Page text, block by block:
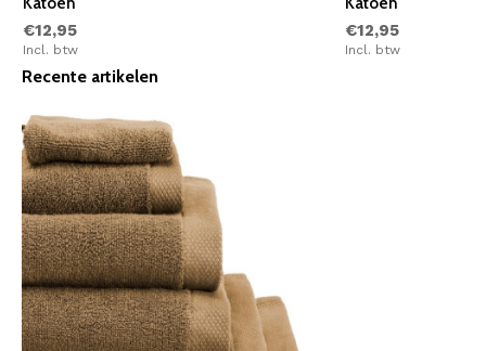
€12,95
Incl. btw
€12,95
Incl. btw
Recente artikelen